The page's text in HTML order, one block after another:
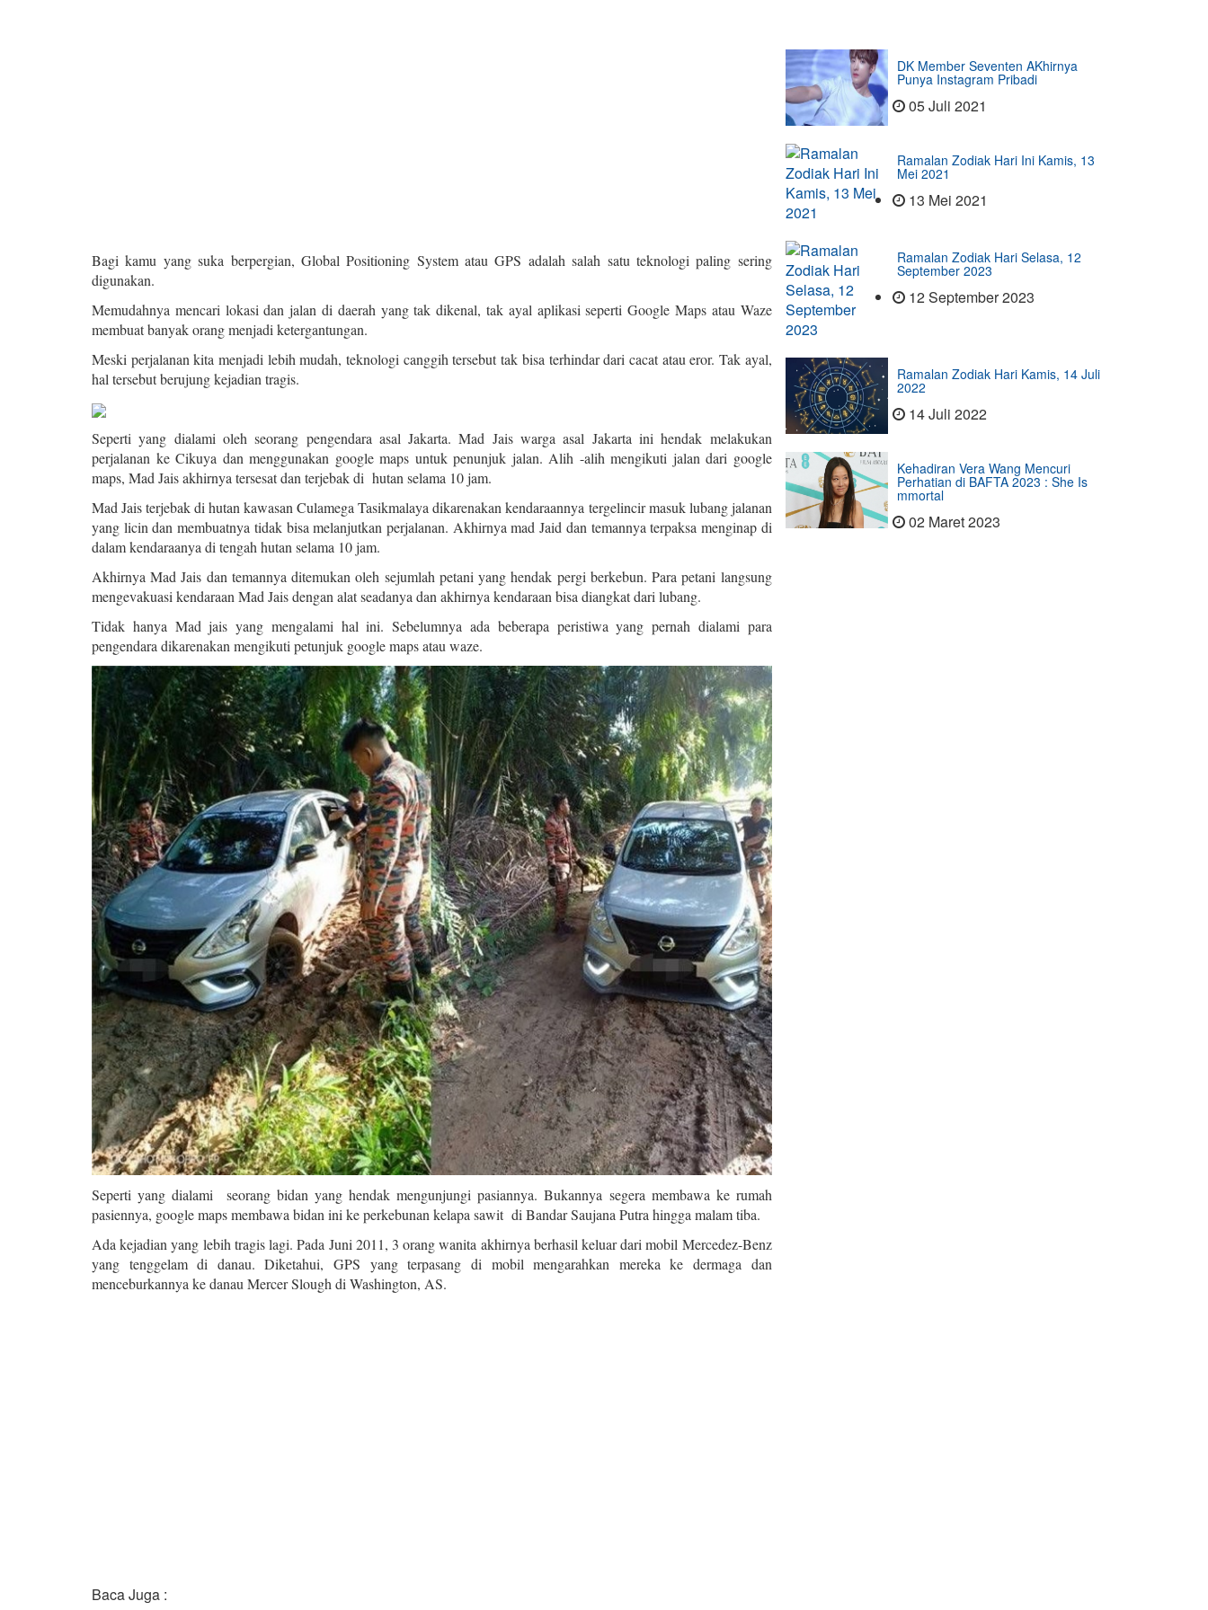
Bagi kamu yang suka berpergian, Global Positioning System atau GPS adalah salah satu teknologi paling sering
digunakan.
Memudahnya mencari lokasi dan jalan di daerah yang tak dikenal, tak ayal aplikasi seperti Google Maps atau Waze
membuat banyak orang menjadi ketergantungan.
Meski perjalanan kita menjadi lebih mudah, teknologi canggih tersebut tak bisa terhindar dari cacat atau eror. Tak ayal,
hal tersebut berujung kejadian tragis.
Seperti yang dialami oleh seorang pengendara asal Jakarta. Mad Jais warga asal Jakarta ini hendak melakukan
perjalanan ke Cikuya dan menggunakan google maps untuk penunjuk jalan. Alih -alih mengikuti jalan dari google
maps, Mad Jais akhirnya tersesat dan terjebak di hutan selama 10 jam.
Mad Jais terjebak di hutan kawasan Culamega Tasikmalaya dikarenakan kendaraannya tergelincir masuk lubang jalanan
yang licin dan membuatnya tidak bisa melanjutkan perjalanan. Akhirnya mad Jaid dan temannya terpaksa menginap di
dalam kendaraanya di tengah hutan selama 10 jam.
Akhirnya Mad Jais dan temannya ditemukan oleh sejumlah petani yang hendak pergi berkebun. Para petani langsung
mengevakuasi kendaraan Mad Jais dengan alat seadanya dan akhirnya kendaraan bisa diangkat dari lubang.
Tidak hanya Mad jais yang mengalami hal ini. Sebelumnya ada beberapa peristiwa yang pernah dialami para
pengendara dikarenakan mengikuti petunjuk google maps atau waze.
Seperti yang dialami seorang bidan yang hendak mengunjungi pasiannya. Bukannya segera membawa ke rumah
pasiennya, google maps membawa bidan ini ke perkebunan kelapa sawit di Bandar Saujana Putra hingga malam tiba.
Ada kejadian yang lebih tragis lagi. Pada Juni 2011, 3 orang wanita akhirnya berhasil keluar dari mobil Mercedez-Benz
yang tenggelam di danau. Diketahui, GPS yang terpasang di mobil mengarahkan mereka ke dermaga dan
menceburkannya ke danau Mercer Slough di Washington, AS.
Baca Juga :
DK Member Seventen AKhirnya
Punya Instagram Pribadi
05 Juli 2021
Ramalan Zodiak Hari Ini Kamis, 13
Mei 2021
13 Mei 2021
Ramalan Zodiak Hari Selasa, 12
September 2023
12 September 2023
Ramalan Zodiak Hari Kamis, 14 Juli
2022
14 Juli 2022
Kehadiran Vera Wang Mencuri
Perhatian di BAFTA 2023 : She Is
mmortal
02 Maret 2023